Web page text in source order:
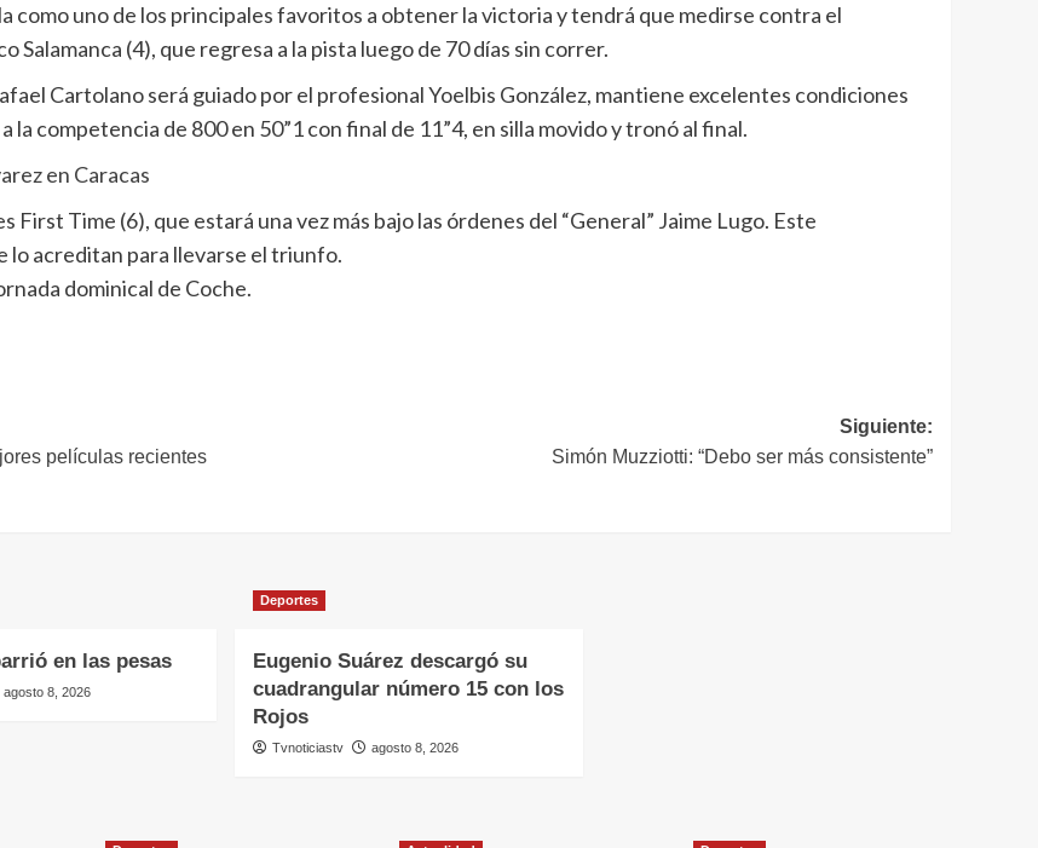
como uno de los principales favoritos a obtener la victoria y tendrá que medirse contra el
(4), que regresa a la pista luego de 70 días sin correr.
Cartolano será guiado por el profesional Yoelbis González, mantiene excelentes condiciones
competencia de 800 en 50”1 con final de 11”4, en silla movido y tronó al final.
en Caracas
Time (6), que estará una vez más bajo las órdenes del “General” Jaime Lugo. Este
lo acreditan para llevarse el triunfo.
dominical de Coche.
películas recientes
Siguiente:
Simón Muzziotti: “Debo ser más consistente”
en las pesas
agosto 8, 2026
Deportes
Eugenio Suárez descargó su
cuadrangular número 15 con los
Rojos
Tvnoticiastv agosto 8, 2026